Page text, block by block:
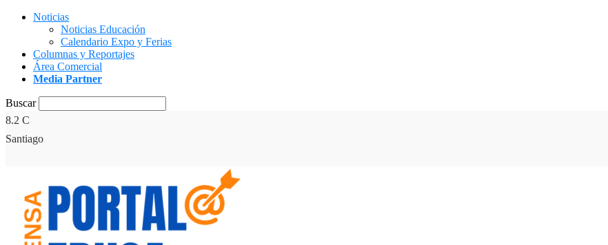
Noticias
Noticias Educación
Calendario Expo y Ferias
Columnas y Reportajes
Área Comercial
Media Partner
Buscar
8.2 C
Santiago